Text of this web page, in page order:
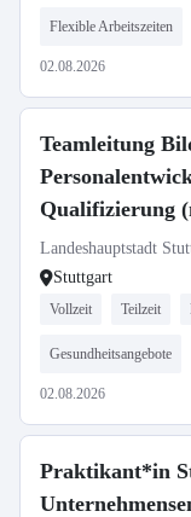
Flexible Arbeitszeiten
02.08.2026
Teamleitung
Qualifizierung
Landeshauptstadt
Stuttgart
Vollzeit Teilzeit
Gesundheitsangebote
02.08.2026
Praktikant*in